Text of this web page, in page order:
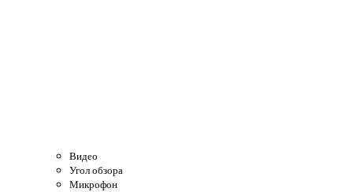
Видео
Угол обзора
Микрофон